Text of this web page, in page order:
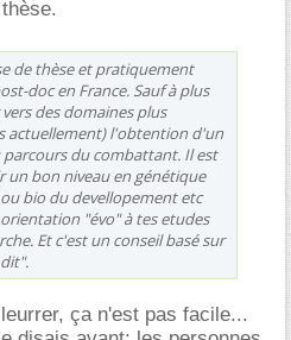
de thèse et pratiquement
doc en France. Sauf à plus
des domaines plus
actuellement) l'obtention d'un
du combattant. Il est
un bon niveau en génétique
bio du devellopement etc
"évo" à tes etudes
Et c'est un conseil basé sur
ça n'est pas facile...